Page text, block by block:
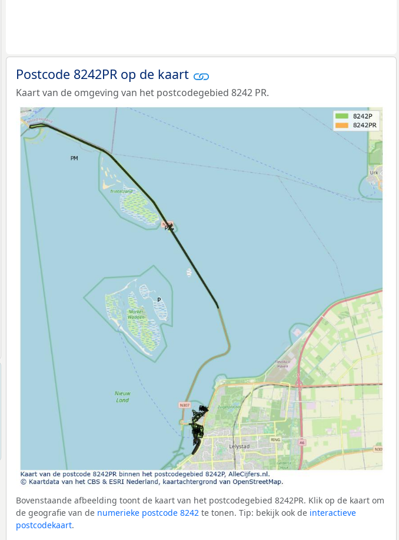
Postcode 8242PR op de kaart
Kaart van de omgeving van het postcodegebied 8242 PR.
Bovenstaande afbeelding toont de kaart van het postcodegebied 8242PR. Klik op de kaart om
de geografie van de numerieke postcode 8242 te tonen. Tip: bekijk ook de interactieve
postcodekaart.